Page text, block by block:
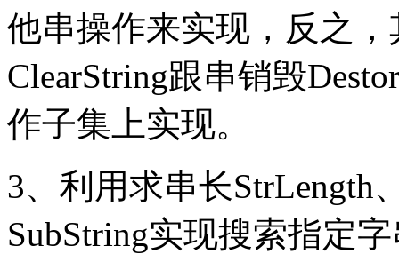
他串操作来实现，反之
ClearString跟串销毁
作子集上实现。
3、利用求串长StrLength
SubString实现搜索指定